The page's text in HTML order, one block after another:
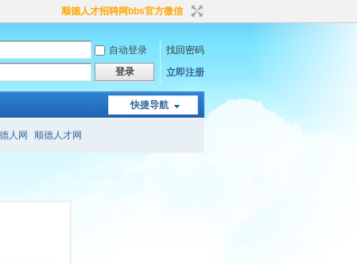
顺德人才招聘网bbs官方微信
自动登录
找回密码
登录 立即注册
快捷导航
人网 顺德人才网